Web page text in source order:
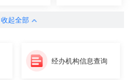
收起全部
经办机构信息查询